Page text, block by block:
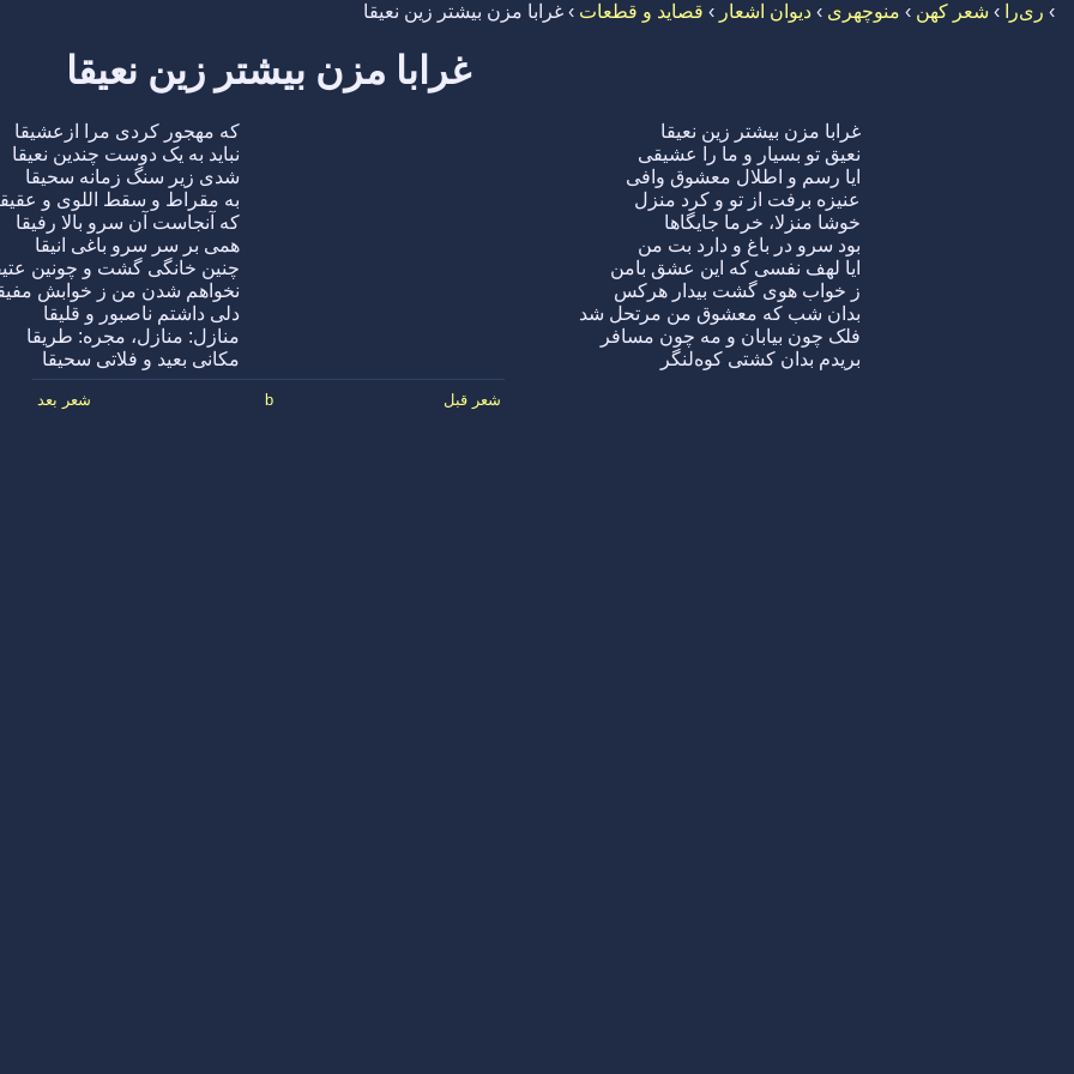
› ری‌را › شعر کهن › منوچهری › دیوان اشعار › قصاید و قطعات › غرابا مزن بیشتر زین نعیقا
غرابا مزن بیشتر زین نعیقا
غرابا مزن بیشتر زین نعیقا
که مهجور کردی مرا ازعشیقا
نعیق تو بسیار و ما را عشیقی
نباید به یک دوست چندین نعیقا
ایا رسم و اطلال معشوق وافی
شدی زیر سنگ زمانه سحیقا
عنیزه برفت از تو و کرد منزل
به مقراط و سقط اللوی و
خوشا منزلا، خرما جایگاها
که آنجاست آن سرو بالا رفیقا
بود سرو در باغ و دارد بت من
همی بر سر سرو باغی انیقا
ایا لهف نفسی که این عشق بامن
چنین خانگی گشت و چونین
ز خواب هوی گشت بیدار هرکس
نخواهم شدن من ز خوابش
بدان شب که معشوق من مرتحل شد
دلی داشتم ناصبور و قلیقا
فلک چون بیابان و مه چون مسافر
منازل: منازل، مجره: طریقا
بریدم بدان کشتی کوه‌لنگر
مکانی بعید و فلاتی سحیقا
شعر قبل b شعر بعد